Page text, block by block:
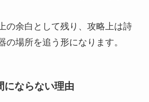
の余白として残り、攻略上は詩
の場所を追う形になります。
にならない理由